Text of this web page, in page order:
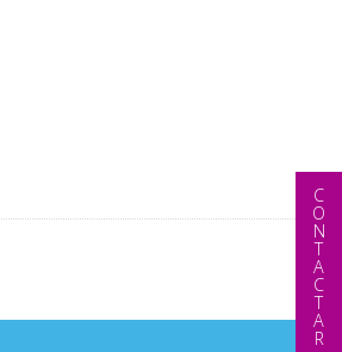
CONTACTAR